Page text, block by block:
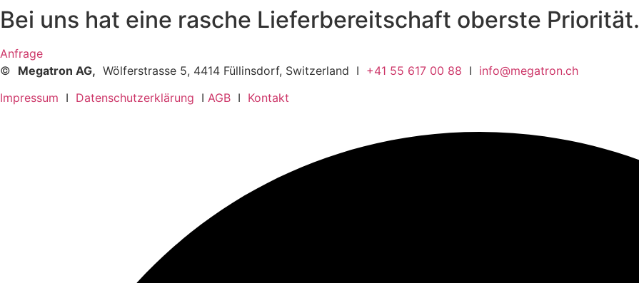
Bei uns hat eine rasche Lieferbereitschaft oberste Priorität.
Anfrage
© Megatron AG, Wölferstrasse 5, 4414 Füllinsdorf, Switzerland I +41 55 617 00 88 I info@megatron.ch
Impressum I Datenschutzerklärung I AGB I Kontakt